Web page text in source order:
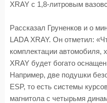
XRAY с 1,8-литровым
Рассказал Груненков и о
LADA XRAY. Он отметил:
комплектации автомобиля,
XRAY будет богато
Например, две подушки
ESP, то есть системы
магнитола с четырьмя